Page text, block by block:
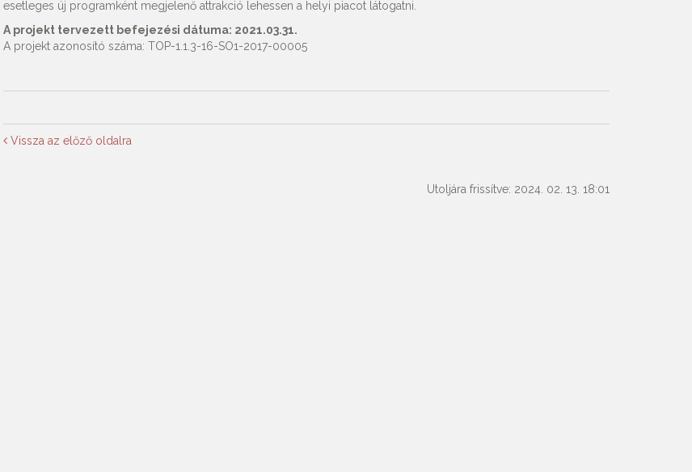
esetleges új programként megjelenő attrakció lehessen a helyi piacot látogatni.
A projekt tervezett befejezési dátuma: 2021.03.31.
A projekt azonosító száma: TOP-1.1.3-16-SO1-2017-00005
Vissza az előző oldalra
Utoljára frissítve: 2024. 02. 13. 18:01